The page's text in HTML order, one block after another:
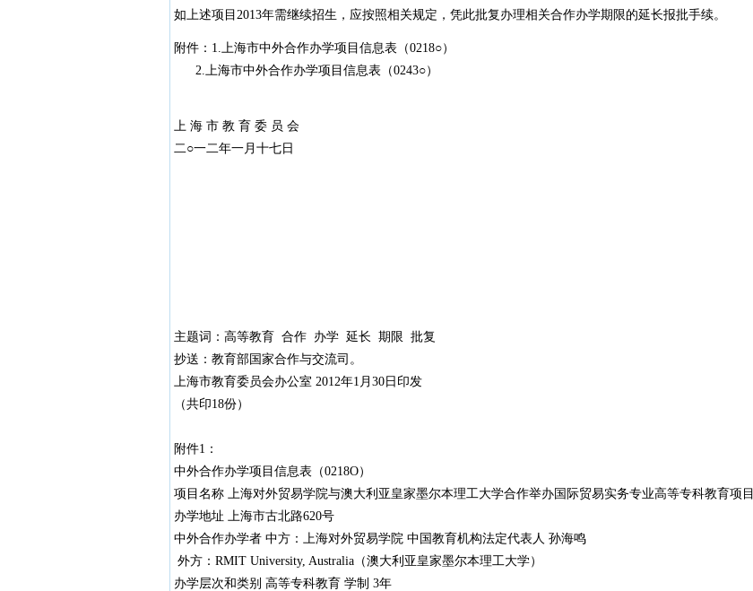
如上述项目2013年需继续招生，应按照相关规定，凭此批复办理相关合作办学期限的延长报批手续。
附件：1.上海市中外合作办学项目信息表（0218○）
2.上海市中外合作办学项目信息表（0243○）
上 海 市 教 育 委 员 会
二○一二年一月十七日
主题词：高等教育 合作 办学 延长 期限 批复
抄送：教育部国家合作与交流司。
上海市教育委员会办公室 2012年1月30日印发
（共印18份）
附件1：
中外合作办学项目信息表（0218O）
项目名称 上海对外贸易学院与澳大利亚皇家墨尔本理工大学合作举办国际贸易实务专业高等专科教育项目
办学地址 上海市古北路620号
中外合作办学者 中方：上海对外贸易学院 中国教育机构法定代表人 孙海鸣
外方：RMIT University, Australia（澳大利亚皇家墨尔本理工大学）
办学层次和类别 高等专科教育 学制 3年